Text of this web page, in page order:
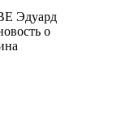
Эдуард
о